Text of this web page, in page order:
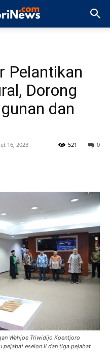
Pelantikan
Dorong
dan
16, 2023 0
521
Wahjoe Triwidijo Koentjoro
pejabat eselon II dan tiga pejabat